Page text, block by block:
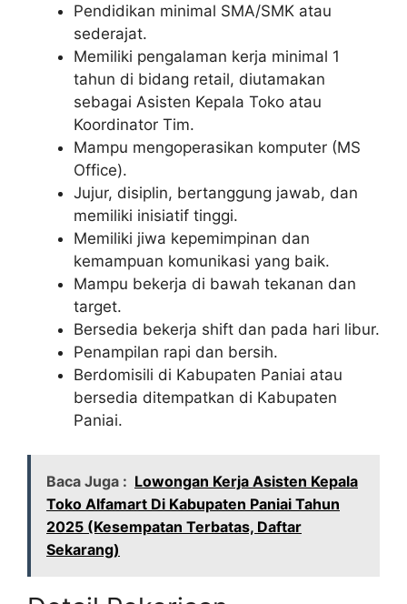
Pendidikan minimal SMA/SMK atau
sederajat.
Memiliki pengalaman kerja minimal 1
tahun di bidang retail, diutamakan
sebagai Asisten Kepala Toko atau
Koordinator Tim.
Mampu mengoperasikan komputer (MS
Office).
Jujur, disiplin, bertanggung jawab, dan
memiliki inisiatif tinggi.
Memiliki jiwa kepemimpinan dan
kemampuan komunikasi yang baik.
Mampu bekerja di bawah tekanan dan
target.
Bersedia bekerja shift dan pada hari libur.
Penampilan rapi dan bersih.
Berdomisili di Kabupaten Paniai atau
bersedia ditempatkan di Kabupaten
Paniai.
Baca Juga : Lowongan Kerja Asisten Kepala
Toko Alfamart Di Kabupaten Paniai Tahun
2025 (Kesempatan Terbatas, Daftar
Sekarang)